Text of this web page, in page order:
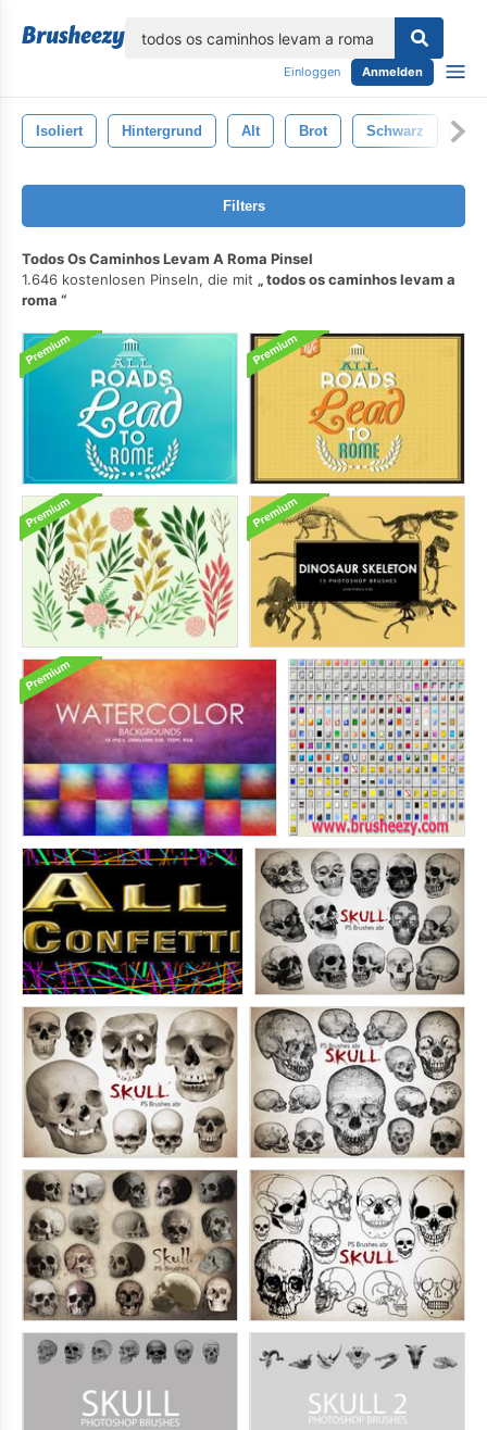
Einloggen Anmelden
Isoliert Hintergrund Alt Brot Schwarz
Filters
Todos Os Caminhos Levam A Roma Pinsel
1.646 kostenlosen Pinseln, die mit
todos os caminhos levam a
roma